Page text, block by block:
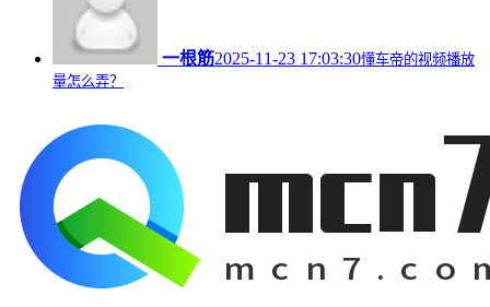
一根筋2025-11-23 17:03:30懂车帝的视频播放
量怎么弄？